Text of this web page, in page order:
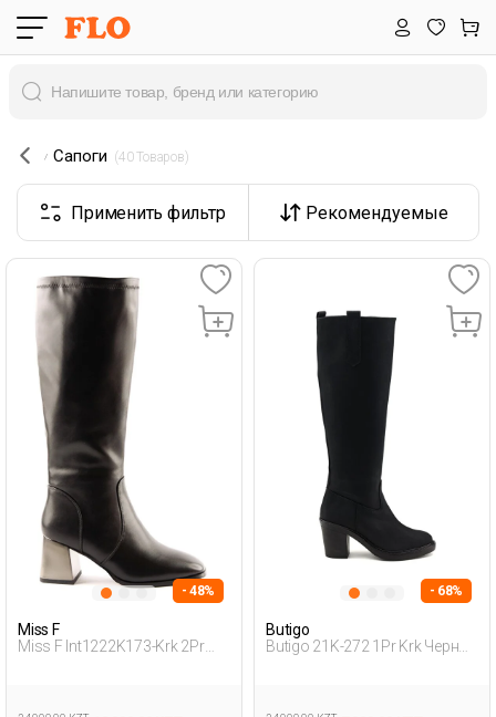
Сапоги (40 Товаров)
Применить фильтр Рекомендуемые
- 48%
Miss F
Miss F Int1222K173-Krk 2Pr
- 68%
Butigo
Butigo 21K-272 1Pr Krk Черный